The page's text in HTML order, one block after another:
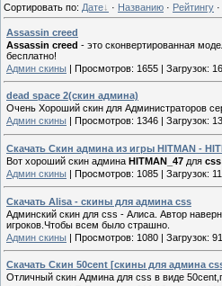
Сортировать по: Дате · Названию · Рейтингу ·
Assassin creed
Assassin creed - это сконвертированная
бесплатно!
Админ скины | Просмотров: 1655 | Загрузок:
dead space 2(скин админа)
Очень Хороший скин для Администраторов
Админ скины
Просмотров: 1346 Загрузок:
Скачать Скин админа из игры HITMAN -
Вот хороший скин админа HITMAN_47 для css
Админ скины | Просмотров: 1085 | Загрузок:
Скачать Alisa - скины для админа css
Админский скин для css - Алиса. Автор
игроков.Чтобы всем было страшно.
Админ скины | Просмотров: 1080 | Загрузок: 91
Скачать Скин 50cent [скины для админа
Отличный скин Админа для css в виде